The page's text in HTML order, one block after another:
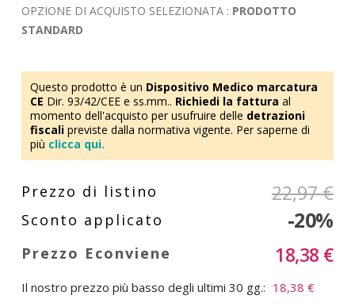
OPZIONE DI ACQUISTO SELEZIONATA : PRODOTTO
STANDARD
Questo prodotto è un Dispositivo Medico marcatura
CE Dir. 93/42/CEE e ss.mm.. Richiedi la fattura al
momento dell'acquisto per usufruire delle detrazioni
fiscalipreviste dalla normativa vigente. Per saperne di
più clicca qui.
22,97 €
-20%
18,38 €
Il nostro prezzo più basso degli ultimi 30 gg.: 18,38 €